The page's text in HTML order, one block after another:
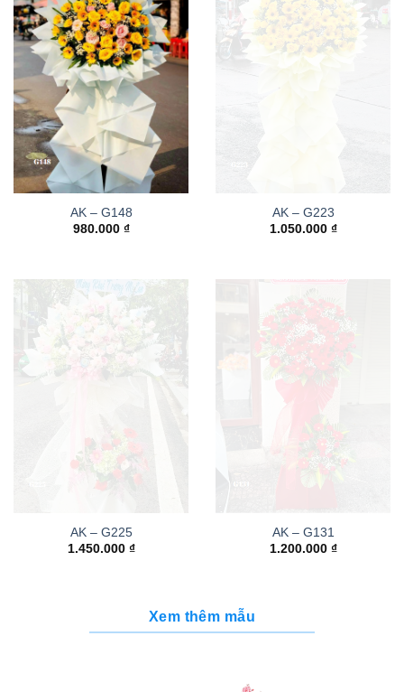
AK – G148
980.000 ₫
AK – G223
1.050.000 ₫
AK – G225
1.450.000 ₫
AK – G131
1.200.000 ₫
Xem thêm mẫu